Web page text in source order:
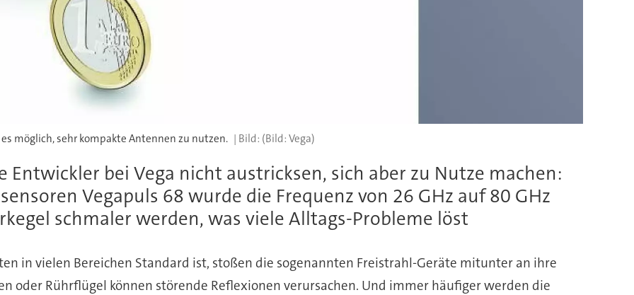
möglich, sehr kompakte Antennen zu nutzen. (Bild: Vega)
Entwickler bei Vega nicht austricksen, sich aber zu Nutze machen:
Vegapuls 68 wurde die Frequenz von 26 GHz auf 80 GHz
schmaler werden, was viele Alltags-Probleme löst
in vielen Bereichen Standard ist, stoßen die sogenannten Freistrahl-Geräte mitunter an ihre
oder Rührflügel können störende Reflexionen verursachen. Und immer häufiger werden die